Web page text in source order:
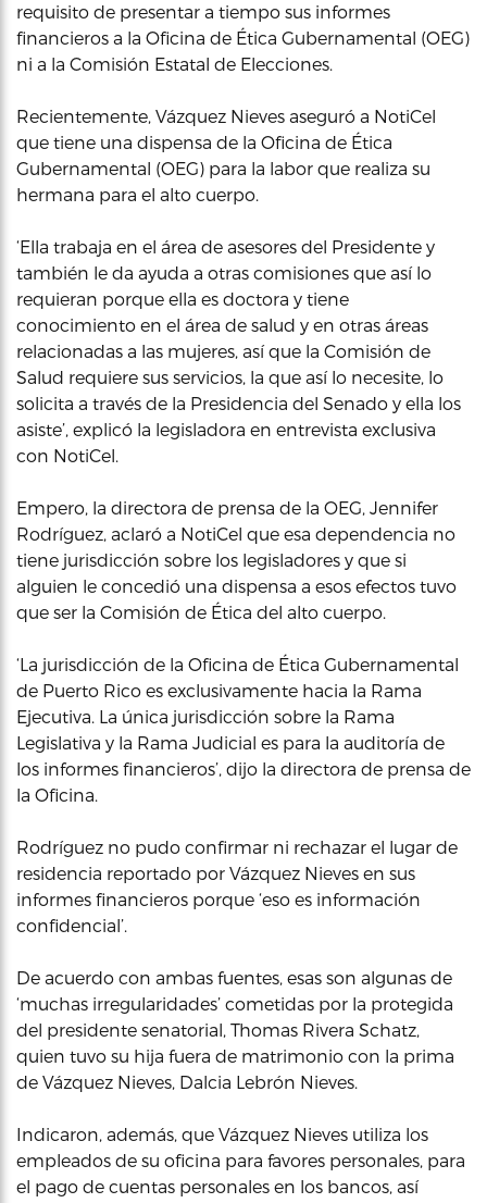
requisito de presentar a tiempo sus informes
financieros a la Oficina de Ética Gubernamental (OEG)
ni a la Comisión Estatal de Elecciones.
Recientemente, Vázquez Nieves aseguró a NotiCel
que tiene una dispensa de la Oficina de Ética
Gubernamental (OEG) para la labor que realiza su
hermana para el alto cuerpo.
‘Ella trabaja en el área de asesores del Presidente y
también le da ayuda a otras comisiones que así lo
requieran porque ella es doctora y tiene
conocimiento en el área de salud y en otras áreas
relacionadas a las mujeres, así que la Comisión de
Salud requiere sus servicios, la que así lo necesite, lo
solicita a través de la Presidencia del Senado y ella los
asiste’, explicó la legisladora en entrevista exclusiva
con NotiCel.
Empero, la directora de prensa de la OEG, Jennifer
Rodríguez, aclaró a NotiCel que esa dependencia no
tiene jurisdicción sobre los legisladores y que si
alguien le concedió una dispensa a esos efectos tuvo
que ser la Comisión de Ética del alto cuerpo.
‘La jurisdicción de la Oficina de Ética Gubernamental
de Puerto Rico es exclusivamente hacia la Rama
Ejecutiva. La única jurisdicción sobre la Rama
Legislativa y la Rama Judicial es para la auditoría de
los informes financieros’, dijo la directora de prensa de
la Oficina.
Rodríguez no pudo confirmar ni rechazar el lugar de
residencia reportado por Vázquez Nieves en sus
informes financieros porque ‘eso es información
confidencial’.
De acuerdo con ambas fuentes, esas son algunas de
‘muchas irregularidades’ cometidas por la protegida
del presidente senatorial, Thomas Rivera Schatz,
quien tuvo su hija fuera de matrimonio con la prima
de Vázquez Nieves, Dalcia Lebrón Nieves.
Indicaron, además, que Vázquez Nieves utiliza los
empleados de su oficina para favores personales, para
el pago de cuentas personales en los bancos, así